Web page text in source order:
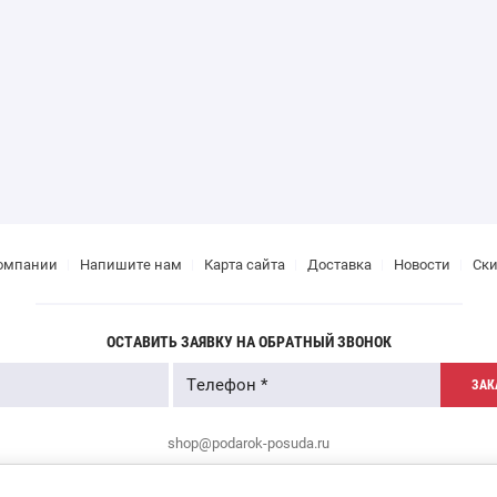
Напишите нам Карта сайта Доставка Новости
ОСТАВИТЬ ЗАЯВКУ НА ОБРАТНЫЙ ЗВОНОК
shop@podarok-posuda.ru